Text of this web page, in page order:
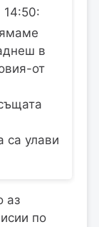
14:50:
в
от
са улави
аз
по